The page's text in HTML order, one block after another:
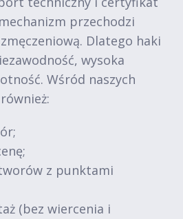
przechodzi
Dlatego haki
wysoka
Wśród naszych
z punktami
(bez wiercenia i